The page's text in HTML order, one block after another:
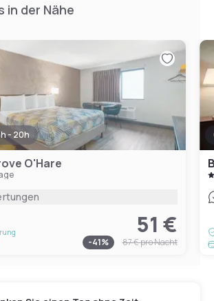
in der Nähe
- 20h
O'Hare
51 €
-41% 87 €pro Nacht